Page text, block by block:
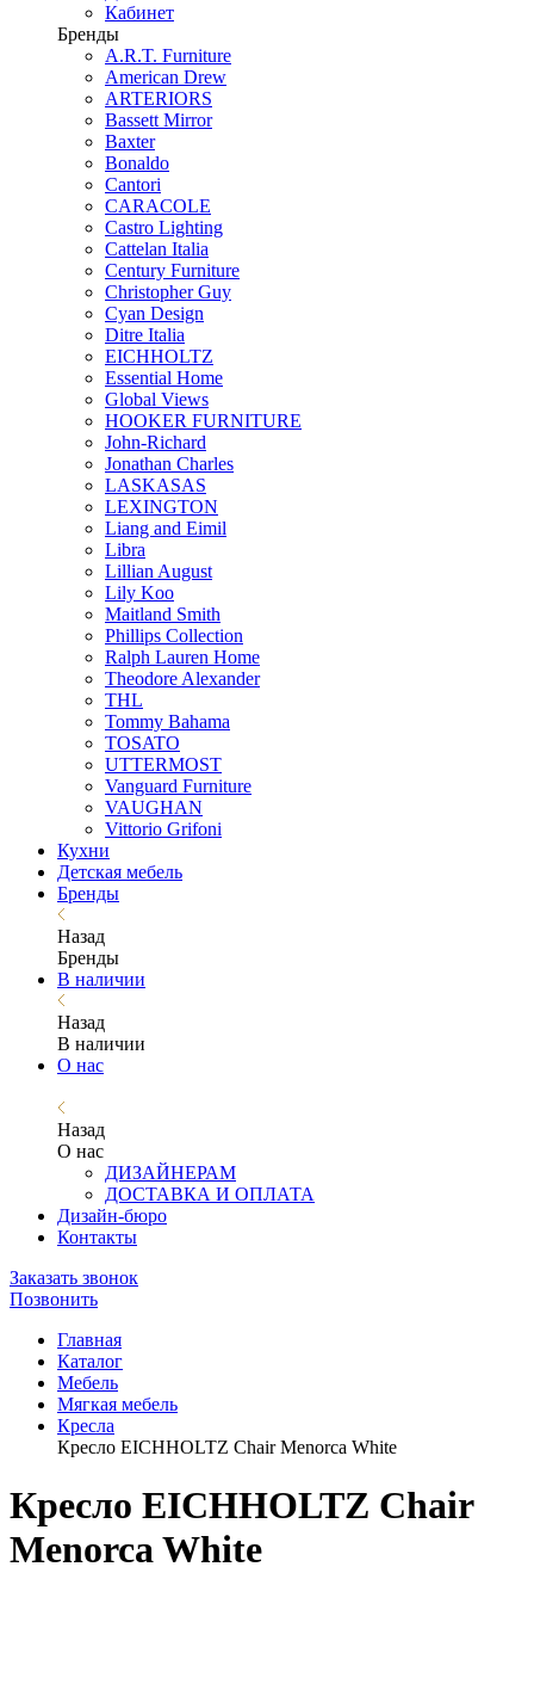
Кабинет
Бренды
A.R.T. Furniture
American Drew
ARTERIORS
Bassett Mirror
Baxter
Bonaldo
Cantori
CARACOLE
Castro Lighting
Cattelan Italia
Century Furniture
Christopher Guy
Cyan Design
Ditre Italia
EICHHOLTZ
Essential Home
Global Views
HOOKER FURNITURE
John-Richard
Jonathan Charles
LASKASAS
LEXINGTON
Liang and Eimil
Libra
Lillian August
Lily Koo
Maitland Smith
Phillips Collection
Ralph Lauren Home
Theodore Alexander
THL
Tommy Bahama
TOSATO
UTTERMOST
Vanguard Furniture
VAUGHAN
Vittorio Grifoni
Кухни
Детская мебель
Бренды
Назад
Бренды
В наличии
Назад
В наличии
О нас
Назад
О нас
ДИЗАЙНЕРАМ
ДОСТАВКА И ОПЛАТА
Дизайн-бюро
Контакты
Заказать звонок
Позвонить
Главная
Каталог
Мебель
Мягкая мебель
Кресла
Кресло EICHHOLTZ Chair Menorca White
Кресло EICHHOLTZ Chair
Menorca White